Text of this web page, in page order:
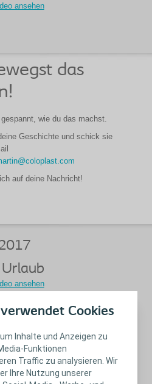
Cookies
Inhalte und Anzeigen zu
Funktionen
Traffic zu analysieren. Wir
Ihre Nutzung unserer
ansehen
das
wie du das machst.
Geschichte und schick sie
auf deine Nachricht!
Urlaub
ansehen
ansehen